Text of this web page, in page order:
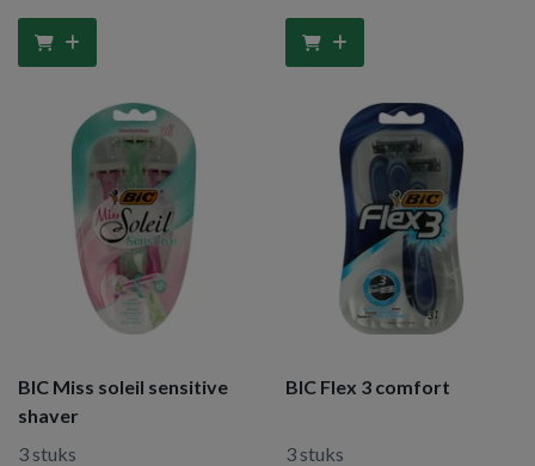
BIC Miss soleil sensitive
shaver
3 stuks
BIC Flex 3 comfort
3 stuks